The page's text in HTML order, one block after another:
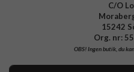
C/O
15242
Org. nr:
OBS!Ingen butik, du